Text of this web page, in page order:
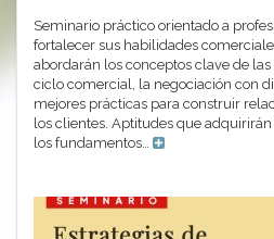
Seminario práctico orientado a
fortalecer sus habilidades
abordarán los conceptos clave de
ciclo comercial, la negociación con
mejores prácticas para construir
los clientes. Aptitudes que
los fundamentos…